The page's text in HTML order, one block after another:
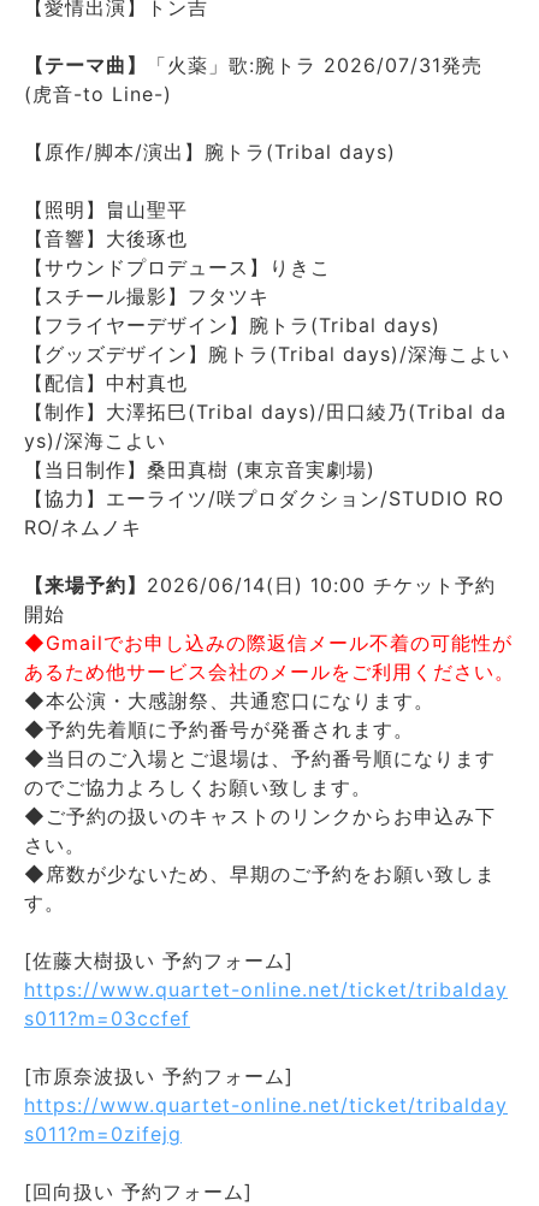
【愛情出演】トン吉
【テーマ曲】
「火薬」歌:腕トラ 2026/07/31発売
(虎音-to Line-)
【原作/脚本/演出】腕トラ(Tribal days)
【照明】畠山聖平
【音響】大後琢也
【サウンドプロデュース】りきこ
【スチール撮影】フタツキ
【フライヤーデザイン】腕トラ(Tribal days)
【グッズデザイン】腕トラ(Tribal days)/深海こよい
【配信】中村真也
【制作】大澤拓巳(Tribal days)/田口綾乃(Tribal da
ys)/深海こよい
【当日制作】桑田真樹 (東京音実劇場)
【協力】エーライツ/咲プロダクション/STUDIO RO
RO/ネムノキ
【来場予約】 2026/06/14(日) 10:00 チケット予約
開始
◆Gmailでお申し込みの際返信メール不着の可能性が
あるため他サービス会社のメールをご利用ください。
◆本公演・大感謝祭、共通窓口になります。
◆予約先着順に予約番号が発番されます。
◆当日のご入場とご退場は、予約番号順になります
のでご協力よろしくお願い致します。
◆ご予約の扱いのキャストのリンクからお申込み下
さい。
◆席数が少ないため、早期のご予約をお願い致しま
す。
[佐藤大樹扱い 予約フォーム]
https://www.quartet-online.net/ticket/tribalday
s011?m=03ccfef
[市原奈波扱い 予約フォーム]
https://www.quartet-online.net/ticket/tribalday
s011?m=0zifejg
[回向扱い 予約フォーム]